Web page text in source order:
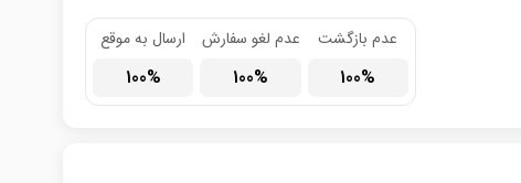
عدم بازگشت
100
عدم لغو سفارش
100
ارسال به موقع
100